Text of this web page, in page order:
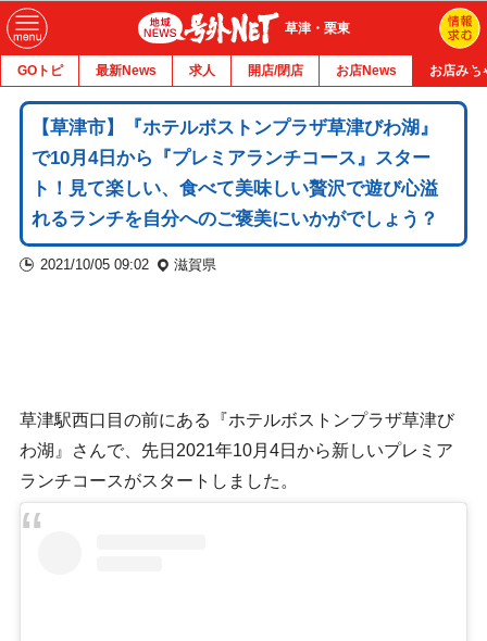
草津・栗東
GOトピ 最新News 求人 開店/閉店 お店News お店みち
【草津市】『ホテルボストンプラザ草津びわ湖』
で10月4日から『プレミアランチコース』スター
ト！見て楽しい、食べて美味しい贅沢で遊び心溢
れるランチを自分へのご褒美にいかがでしょう？
2021/10/05 09:02 滋賀県
草津駅西口目の前にある『ホテルボストンプラザ草津び
わ湖』さんで、先日2021年10月4日から新しいプレミア
ランチコースがスタートしました。